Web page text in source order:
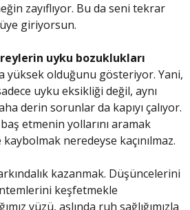
zayıflıyor. Bu da seni tekrar
giriyorsun.
uyku bozuklukları
yüksek olduğunu gösteriyor. Yani,
uyku eksikliği değil, aynı
derin sorunlar da kapıyı çalıyor.
etmenin yollarını aramak
neredeyse kaçınılmaz.
kazanmak. Düşüncelerini
keşfetmekle
yüzü, aslında ruh sağlığımızla